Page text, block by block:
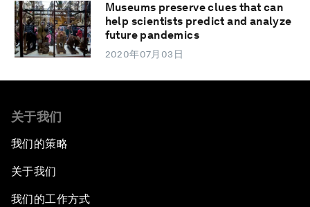
Museums preserve clues that can
help scientists predict and analyze
future pandemics
2020年07月03日
关于我们
我们的策略
关于我们
我们的工作方式